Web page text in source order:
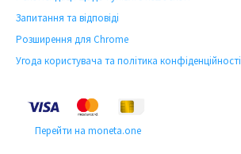
Запитання та відповіді
Розширення для Chrome
Угода користувача та політика конфіденційності
Перейти на moneta.one